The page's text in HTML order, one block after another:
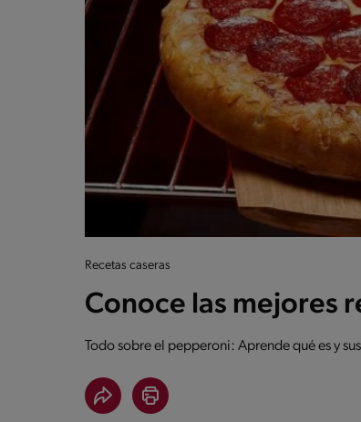
Recetas caseras
Conoce las mejores
Todo sobre el pepperoni: Aprende qué es y